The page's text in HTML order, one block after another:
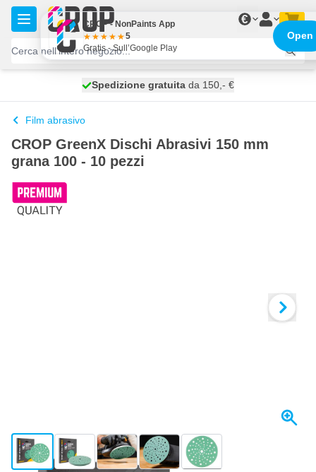
Salta al contenuto
€
spedito domani
Spedizione gratuita da 150,- €
100 giorni
Film abrasivo
CROP GreenX Dischi Abrasivi 150 mm
grana 100 - 10 pezzi
View larger imageView larger imageView larger imageView larger imageView larger image
CROP - NonPaints App
5
Gratis - Sull’Google Play
Open